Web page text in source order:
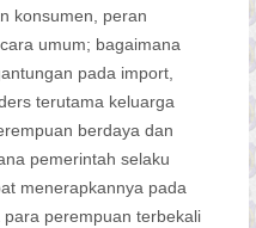
konsumen, peran
umum; bagaimana
pada import,
terutama keluarga
berdaya dan
pemerintah selaku
menerapkannya pada
perempuan terbekali